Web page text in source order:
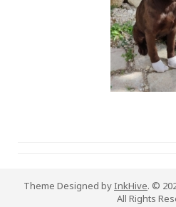
Theme Designed byInkHive. ©
All Rights